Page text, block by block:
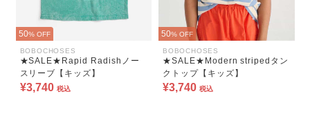
50% OFF
BOBOCHOSES
★SALE★Rapid Radishノー
スリーブ【キッズ】
¥3,740 税込
50% OFF
BOBOCHOSES
★SALE★Modern stripedタン
クトップ【キッズ】
¥3,740 税込